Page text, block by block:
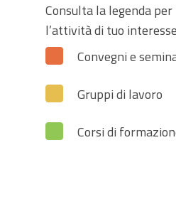
Consulta la legenda
l’attività di tuo
Convegni e
Gruppi di lavoro
Corsi di